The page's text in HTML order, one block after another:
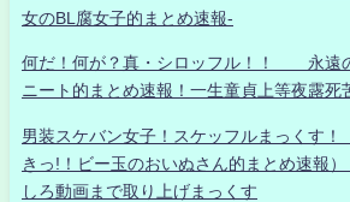
女のBL腐女子的まとめ速報-
何だ！何が？真・シロッフル！！ 永遠
ニート的まとめ速報！一生童貞上等夜露死
男装スケバン女子！スケッフルまっくす！
きっ!！ビー玉のおいぬさん的まとめ速報
しろ動画まで取り上げまっくす